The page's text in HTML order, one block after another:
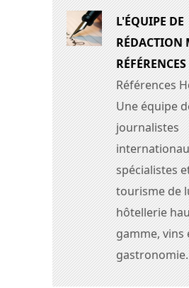
L'ÉQUIPE DE
RÉDACTION
RÉFÉRENCES
Références
Une équipe
journalistes
spécialistes
tourisme de
hôtellerie
gamme, vins
gastronomie.